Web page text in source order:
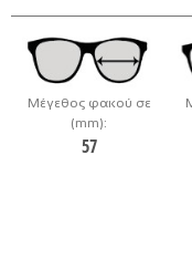
Μέγεθος φακού σε
(mm):
57